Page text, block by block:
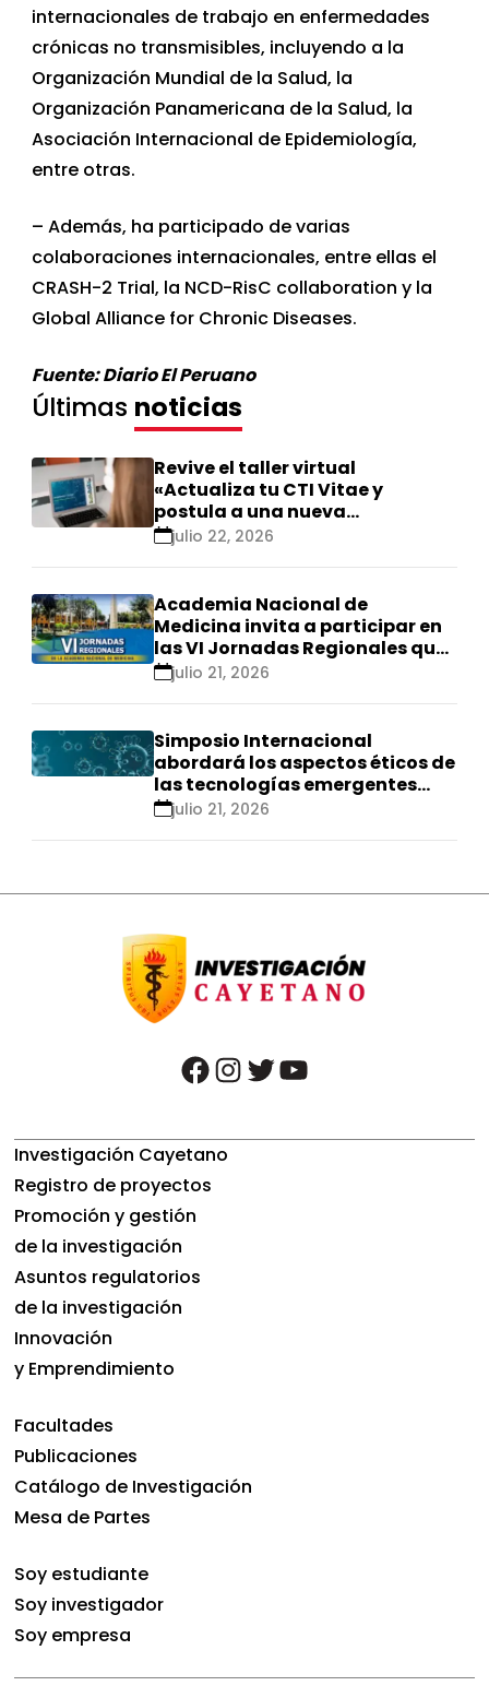
internacionales de trabajo en enfermedades
crónicas no transmisibles, incluyendo a la
Organización Mundial de la Salud, la
Organización Panamericana de la Salud, la
Asociación Internacional de Epidemiología,
entre otras.
– Además, ha participado de varias
colaboraciones internacionales, entre ellas el
CRASH-2 Trial, la NCD-RisC collaboration y la
Global Alliance for Chronic Diseases.
Fuente: Diario El Peruano
Últimas noticias
Revive el taller virtual
«Actualiza tu CTI Vitae y
postula a una nueva
calificación Renacyt»
julio 22, 2026
Academia Nacional de
Medicina invita a participar en
las VI Jornadas Regionales que
se realizarán en Ica
julio 21, 2026
Simposio Internacional
abordará los aspectos éticos de
las tecnologías emergentes
para el control de
julio 21, 2026
facebook instagram twitter youtube
Investigación Cayetano
Registro de proyectos
Promoción y gestión
de la investigación
Asuntos regulatorios
de la investigación
Innovación
y Emprendimiento
Facultades
Publicaciones
Catálogo de Investigación
Mesa de Partes
Soy estudiante
Soy investigador
Soy empresa